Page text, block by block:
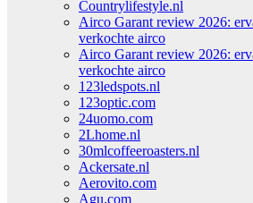
Countrylifestyle.nl
Airco Garant review 2026:
verkochte airco
Airco Garant review 2026:
verkochte airco
123ledspots.nl
123optic.com
24uomo.com
2Lhome.nl
30mlcoffeeroasters.nl
Ackersate.nl
Aerovito.com
Agu.com